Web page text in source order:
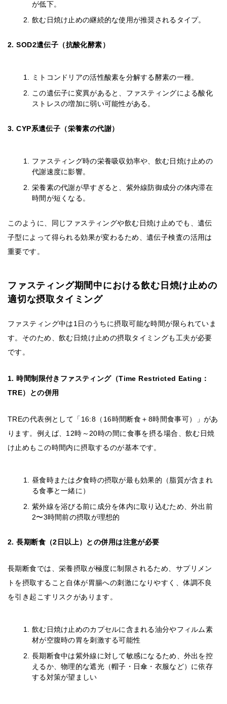
が低下。
飲む日焼け止めの継続的な使用が推奨されるタイプ。
2. SOD2遺伝子（抗酸化酵素）
ミトコンドリアの活性酸素を分解する酵素の一種。
この遺伝子に変異があると、ファスティングによる酸化
ストレスの増加に弱い可能性がある。
3. CYP系遺伝子（栄養素の代謝）
ファスティング時の栄養吸収効率や、飲む日焼け止めの
代謝速度に影響。
栄養素の代謝が早すぎると、紫外線防御成分の体内滞在
時間が短くなる。
このように、同じファスティングや飲む日焼け止めでも、遺伝
子型によって得られる効果が変わるため、遺伝子検査の活用は
重要です。
ファスティング期間中における飲む日焼け止めの
適切な摂取タイミング
ファスティング中は1日のうちに摂取可能な時間が限られていま
す。そのため、飲む日焼け止めの摂取タイミングも工夫が必要
です。
1. 時間制限付きファスティング（Time Restricted Eating：
TRE）との併用
TREの代表例として「16:8（16時間断食＋8時間食事可）」があ
ります。例えば、12時～20時の間に食事を摂る場合、飲む日焼
け止めもこの時間内に摂取するのが基本です。
昼食時または夕食時の摂取が最も効果的（脂質が含まれ
る食事と一緒に）
紫外線を浴びる前に成分を体内に取り込むため、外出前
2〜3時間前の摂取が理想的
2. 長期断食（2日以上）との併用は注意が必要
長期断食では、栄養摂取が極度に制限されるため、サプリメン
トを摂取すること自体が胃腸への刺激になりやすく、体調不良
を引き起こすリスクがあります。
飲む日焼け止めのカプセルに含まれる油分やフィルム素
材が空腹時の胃を刺激する可能性
長期断食中は紫外線に対して敏感になるため、外出を控
えるか、物理的な遮光（帽子・日傘・衣服など）に依存
する対策が望ましい